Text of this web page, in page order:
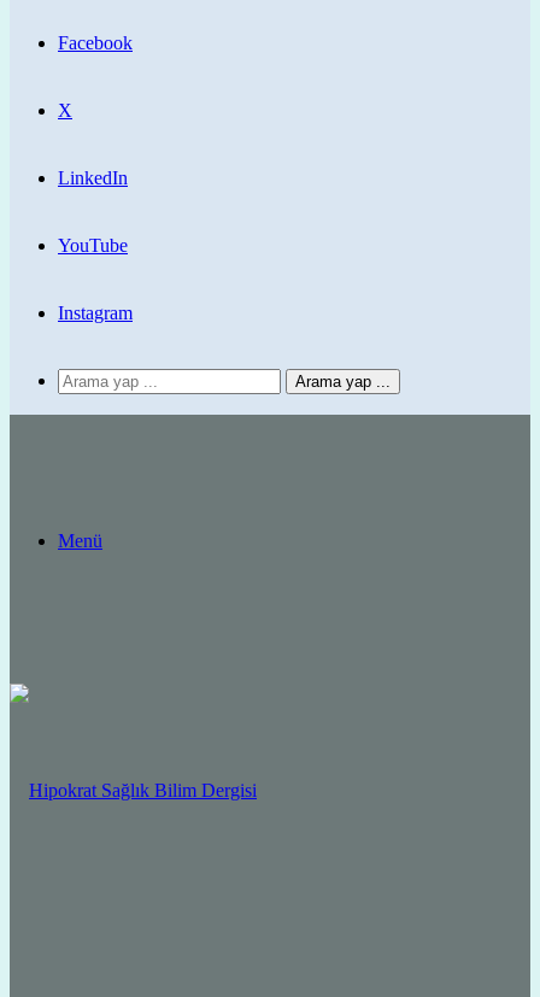
Facebook
X
LinkedIn
YouTube
Instagram
Arama yap ...
Menü